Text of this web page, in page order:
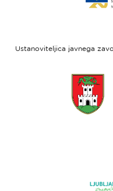
Ustanoviteljica javnega